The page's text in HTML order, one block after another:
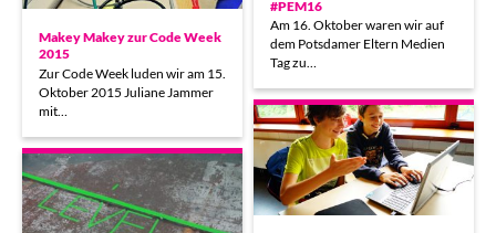
#PEM16
Am 16. Oktober waren wir auf
dem Potsdamer Eltern Medien
Tag zu…
Makey Makey zur Code Week
2015
Zur Code Week luden wir am 15.
Oktober 2015 Juliane Jammer
mit…